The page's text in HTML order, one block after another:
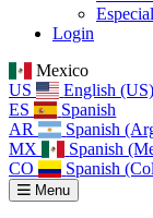
Login
Mexico
US
English (US)
ES
Spanish
AR
Spanish
MX
Spanish
CO
Spanish
Menu